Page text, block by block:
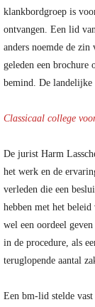
klankbordgroep is
ontvangen. Een lid
anders noemde de
geleden een
bemind. De landelijke
Classicaal college
De jurist Harm
het werk en de
verleden die een
hebben met het
wel een oordeel
in de procedure, als
teruglopende aantal
Een bm-lid stelde